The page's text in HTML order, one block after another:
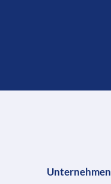
Unternehmen